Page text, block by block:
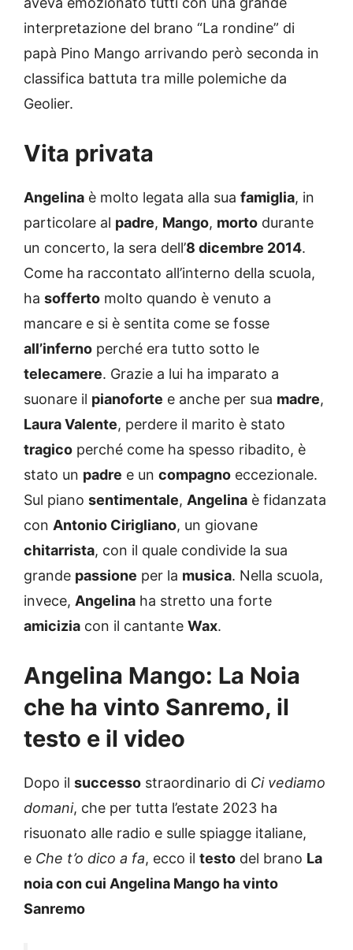
interpretazione del brano “La rondine” di
papà Pino Mango arrivando però seconda in
classifica battuta tra mille polemiche da
Geolier.
Vita privata
Angelina è molto legata alla sua famiglia, in
particolare al padre, Mango, morto durante
un concerto, la sera dell’8 dicembre 2014.
Come ha raccontato all’interno della scuola,
ha sofferto molto quando è venuto a
mancare e si è sentita come se fosse
all’inferno perché era tutto sotto le
telecamere. Grazie a lui ha imparato a
suonare il pianoforte e anche per sua madre,
Laura Valente, perdere il marito è stato
tragico perché come ha spesso ribadito, è
stato un padre e un compagno eccezionale.
Sul piano sentimentale, Angelina è fidanzata
con Antonio Cirigliano, un giovane
chitarrista, con il quale condivide la sua
grande passione per la musica. Nella scuola,
invece, Angelina ha stretto una forte
amicizia con il cantante Wax.
Angelina Mango: La Noia
che ha vinto Sanremo, il
testo e il video
Dopo il successo straordinario di Ci vediamo
domani, che per tutta l’estate 2023 ha
risuonato alle radio e sulle spiagge italiane,
e Che t’o dico a fa, ecco il testo del brano La
noia con cui Angelina Mango ha vinto
Sanremo